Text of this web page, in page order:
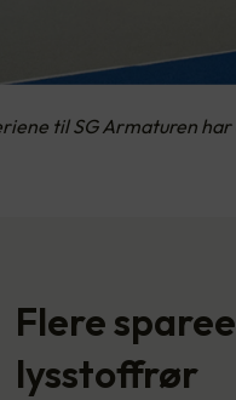
til SG Armaturen
Flere
lysstoffrør